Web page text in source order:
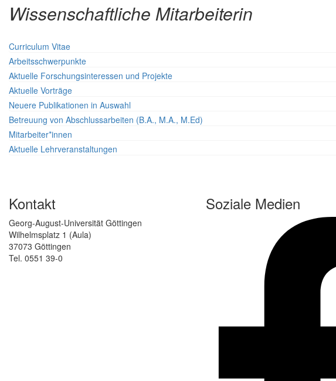
Wissenschaftliche Mitarbeiterin
Curriculum Vitae
Arbeitsschwerpunkte
Aktuelle Forschungsinteressen und Projekte
Aktuelle Vorträge
Neuere Publikationen in Auswahl
Betreuung von Abschlussarbeiten (B.A., M.A., M.Ed)
Mitarbeiter*innen
Aktuelle Lehrveranstaltungen
Kontakt
Georg-August-Universität Göttingen
Wilhelmsplatz 1 (Aula)
37073 Göttingen
Tel. 0551 39-0
Soziale Medien